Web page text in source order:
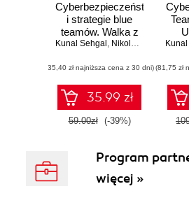
Cyberbezpieczeństwo
i strategie blue
teamów. Walka z
cyberzagrożeniami
organizacji
Kunal Sehgal , Nikolaos Thymianis
(35,40 zł najniższa cena z 30 dni)
35.99 zł
59.00zł (-39%)
(81,75 zł
Program
więcej »